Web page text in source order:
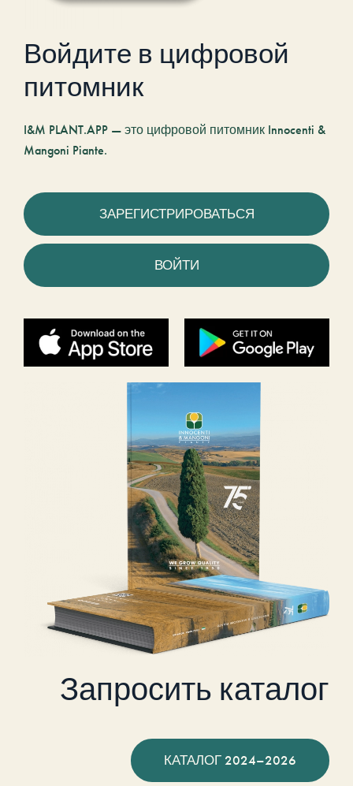
Войдите в цифровой
питомник
I&M PLANT.APP — это цифровой питомник Innocenti &
Mangoni Piante.
ЗАРЕГИСТРИРОВАТЬСЯ
ВОЙТИ
Запросить каталог
КАТАЛОГ 2024–2026